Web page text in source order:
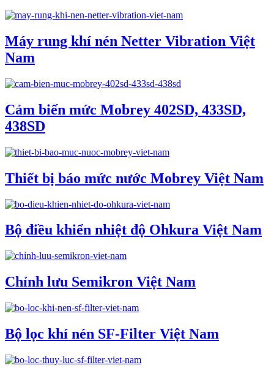
Máy rung khí nén Netter Vibration Việt
Nam
Cảm biến mức Mobrey 402SD, 433SD,
438SD
Thiết bị báo mức nước Mobrey Việt Nam
Bộ điều khiển nhiệt độ Ohkura Việt Nam
Chỉnh lưu Semikron Việt Nam
Bộ lọc khí nén SF-Filter Việt Nam